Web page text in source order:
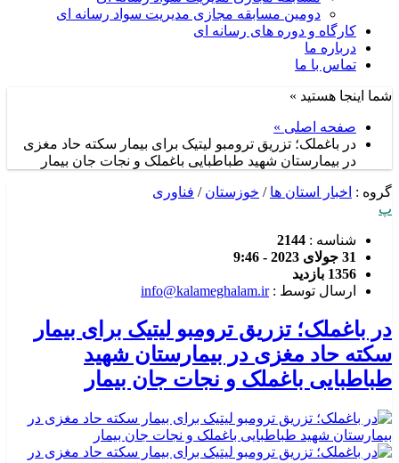
دومین مسابقه مجازی مدیریت سواد رسانه ای
کارگاه و دوره های رسانه ای
درباره ما
تماس با ما
شما اینجا هستید »
صفحه اصلی »
در باغملک؛ تزریق ترومبو لیتیک برای بیمار سکته حاد مغزی
در بیمارستان شهید طباطبایی باغملک و نجات جان بیمار
گروه : اخبار استان ها / خوزستان / فناوری
پ
شناسه : 2144
31 جولای 2023 - 9:46
1356 بازدید
ارسال توسط :info@kalameghalam.ir
در باغملک؛ تزریق ترومبو لیتیک برای بیمار
سکته حاد مغزی در بیمارستان شهید
طباطبایی باغملک و نجات جان بیمار